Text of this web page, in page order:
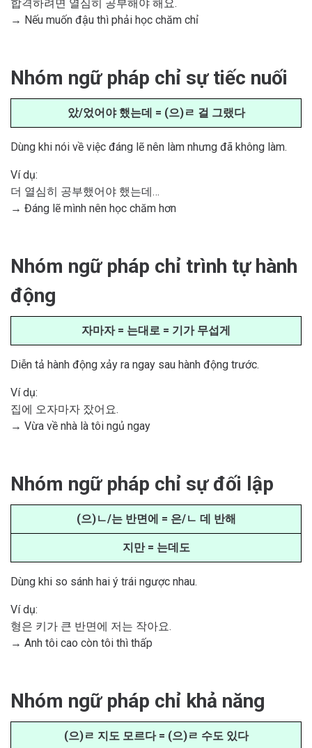
합격하려면 열심히 공부해야 해요.
→ Nếu muốn đậu thì phải học chăm chỉ
Nhóm ngữ pháp chỉ sự tiếc nuối
았/었어야 했는데 = (으)ㄹ 걸 그랬다
Dùng khi nói về việc đáng lẽ nên làm nhưng đã không làm.
Ví dụ:
더 열심히 공부했어야 했는데…
→ Đáng lẽ mình nên học chăm hơn
Nhóm ngữ pháp chỉ trình tự hành
động
자마자 = 는대로 = 기가 무섭게
Diễn tả hành động xảy ra ngay sau hành động trước.
Ví dụ:
집에 오자마자 잤어요.
→ Vừa về nhà là tôi ngủ ngay
Nhóm ngữ pháp chỉ sự đối lập
(으)ㄴ/는 반면에 = 은/ㄴ 데 반해
지만 = 는데도
Dùng khi so sánh hai ý trái ngược nhau.
Ví dụ:
형은 키가 큰 반면에 저는 작아요.
→ Anh tôi cao còn tôi thì thấp
Nhóm ngữ pháp chỉ khả năng
(으)ㄹ 지도 모르다 = (으)ㄹ 수도 있다